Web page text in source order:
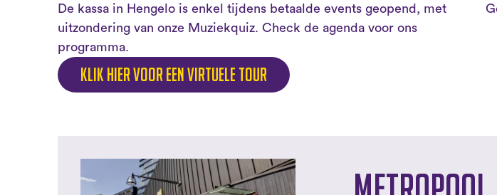
De kassa in Hengelo is enkel tijdens betaalde events geopend, met
uitzondering van onze Muziekquiz. Check de agenda voor ons
programma.
Klik hier voor een virtuele tour